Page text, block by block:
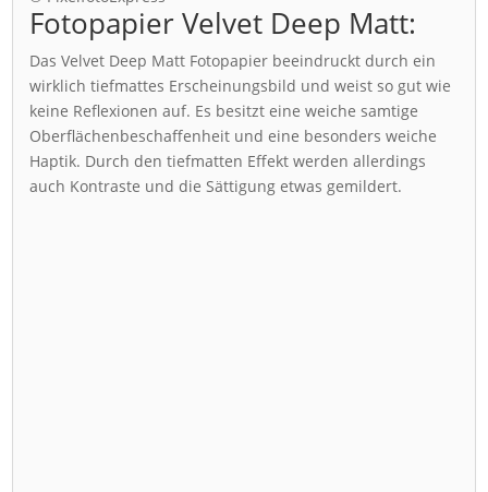
Fotopapier Velvet Deep Matt:
Das Velvet Deep Matt Fotopapier beeindruckt durch ein
wirklich tiefmattes Erscheinungsbild und weist so gut wie
keine Reflexionen auf. Es besitzt eine weiche samtige
Oberflächenbeschaffenheit und eine besonders weiche
Haptik. Durch den tiefmatten Effekt werden allerdings
auch Kontraste und die Sättigung etwas gemildert.